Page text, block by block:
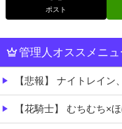
ポスト
管理人オススメニュ
【悲報】 ナイトレイ
【花騎士】 むちむち×ほぼ痴女…